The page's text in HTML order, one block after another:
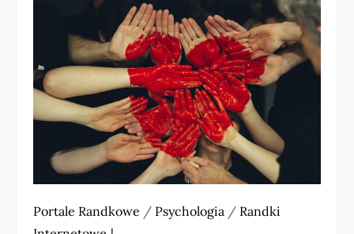
Portale Randkowe / Psychologia / Randki